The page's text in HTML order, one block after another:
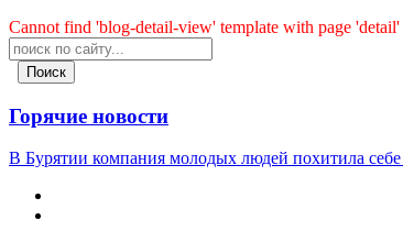
Cannot find 'blog-detail-view' template with page 'detail'
Поиск
Горячие новости
В Бурятии компания молодых людей похитила